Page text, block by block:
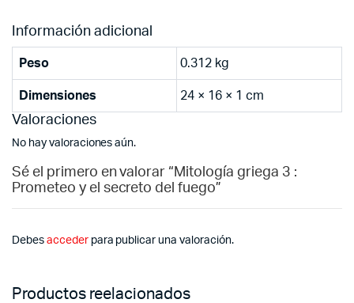
Información adicional
Peso 0.312 kg
Dimensiones 24 × 16 × 1 cm
Valoraciones
No hay valoraciones aún.
Sé el primero en valorar “Mitología griega 3 :
Prometeo y el secreto del fuego”
Debes accederpara publicar una valoración.
Productos reelacionados